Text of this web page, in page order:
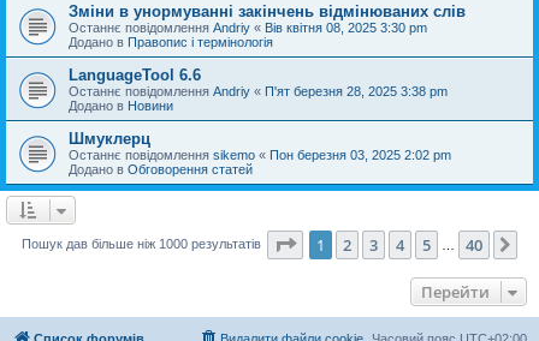
Зміни в унормуванні закінчень відмінюваних слів
Останнє повідомлення Andriy « Вів квітня 08, 2025 3:30 pm
Додано в Правопис і термінологія
LanguageTool 6.6
Останнє повідомлення Andriy « П'ят березня 28, 2025 3:38 pm
Додано в Новини
Шмуклерц
Останнє повідомлення sikemo « Пон березня 03, 2025 2:02 pm
Додано в Обговорення статей
Пошук дав більше ніж 1000 результатів Сторінка 1 40
1 2 3 4 5 40
Перейти
Список форумів Часовий пояс UTC+02:00
Видалити файли cookie